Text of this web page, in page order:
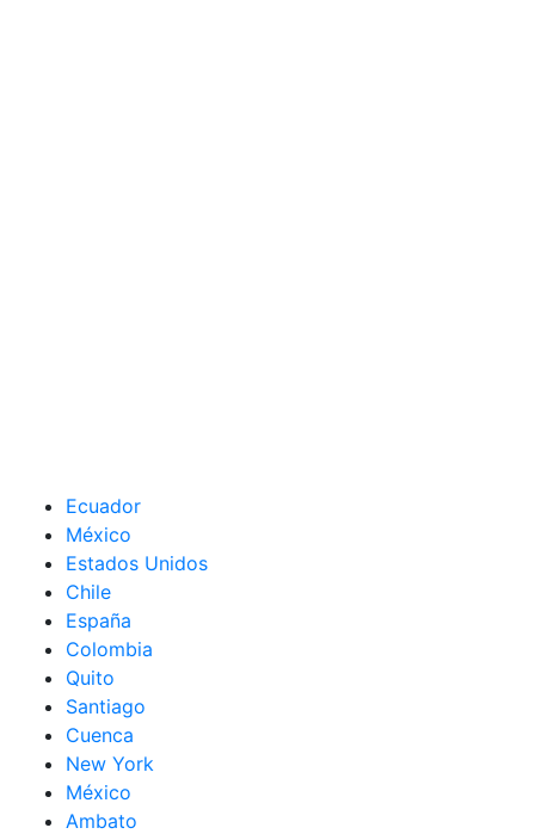
Ecuador
México
Estados Unidos
Chile
España
Colombia
Quito
Santiago
Cuenca
New York
México
Ambato